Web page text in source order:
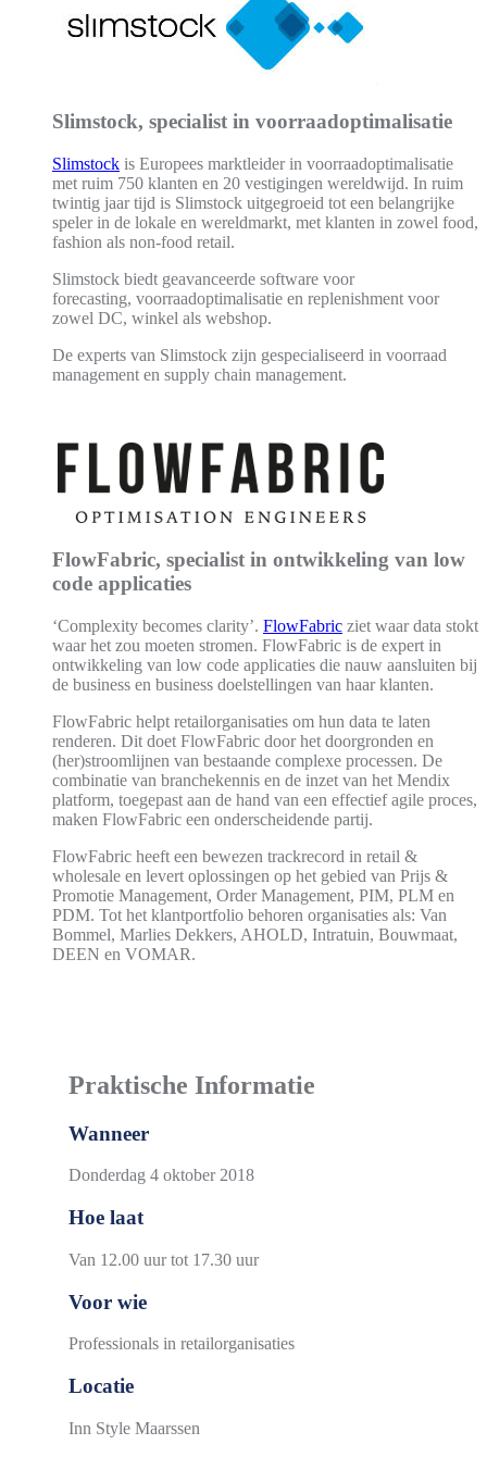
Slimstock, specialist in voorraadoptimalisatie
Slimstock is Europees marktleider in voorraadoptimalisatie
met ruim 750 klanten en 20 vestigingen wereldwijd. In ruim
twintig jaar tijd is Slimstock uitgegroeid tot een belangrijke
speler in de lokale en wereldmarkt, met klanten in zowel food,
fashion als non-food retail.
Slimstock biedt geavanceerde software voor
forecasting, voorraadoptimalisatie en replenishment voor
zowel DC, winkel als webshop.
De experts van Slimstock zijn gespecialiseerd in voorraad
management en supply chain management.
FlowFabric, specialist in ontwikkeling van low
code applicaties
‘Complexity becomes clarity’. FlowFabric ziet waar data stokt
waar het zou moeten stromen. FlowFabric is de expert in
ontwikkeling van low code applicaties die nauw aansluiten bij
de business en business doelstellingen van haar klanten.
FlowFabric helpt retailorganisaties om hun data te laten
renderen. Dit doet FlowFabric door het doorgronden en
(her)stroomlijnen van bestaande complexe processen. De
combinatie van branchekennis en de inzet van het Mendix
platform, toegepast aan de hand van een effectief agile proces,
maken FlowFabric een onderscheidende partij.
FlowFabric heeft een bewezen trackrecord in retail &
wholesale en levert oplossingen op het gebied van Prijs &
Promotie Management, Order Management, PIM, PLM en
PDM. Tot het klantportfolio behoren organisaties als: Van
Bommel, Marlies Dekkers, AHOLD, Intratuin, Bouwmaat,
DEEN en VOMAR.
Praktische Informatie
Wanneer
Donderdag 4 oktober 2018
Hoe laat
Van 12.00 uur tot 17.30 uur
Voor wie
Professionals in retailorganisaties
Locatie
Inn Style Maarssen